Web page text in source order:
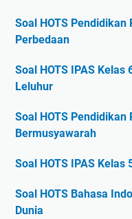
Soal HOTS
Perbedaan
Soal HOTS IPAS
Leluhur
Soal HOTS
Bermusyawarah
Soal HOTS IPAS
Soal HOTS Bahasa
Dunia